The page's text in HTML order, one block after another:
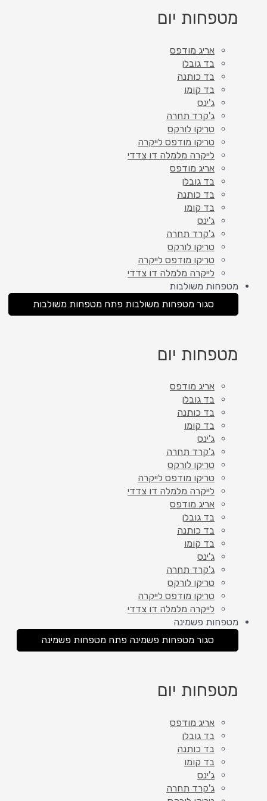
מטפחות יום
אריג מודפס
בד גובלן
בד כותנה
בד קומו
ג'ינס
ג'קרד תחרה
טריקו לורקס
טריקו מודפס לייקרה
לייקרה מלמלה דו צדדי
אריג מודפס
בד גובלן
בד כותנה
בד קומו
ג'ינס
ג'קרד תחרה
טריקו לורקס
טריקו מודפס לייקרה
לייקרה מלמלה דו צדדי
מטפחות משולבות
סגור מטפחות משולבות פתח מטפחות משולבות
מטפחות יום
אריג מודפס
בד גובלן
בד כותנה
בד קומו
ג'ינס
ג'קרד תחרה
טריקו לורקס
טריקו מודפס לייקרה
לייקרה מלמלה דו צדדי
אריג מודפס
בד גובלן
בד כותנה
בד קומו
ג'ינס
ג'קרד תחרה
טריקו לורקס
טריקו מודפס לייקרה
לייקרה מלמלה דו צדדי
מטפחות פשמינה
סגור מטפחות פשמינה פתח מטפחות פשמינה
מטפחות יום
אריג מודפס
בד גובלן
בד כותנה
בד קומו
ג'ינס
ג'קרד תחרה